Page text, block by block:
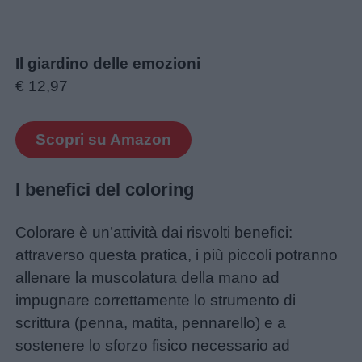
Il giardino delle emozioni
€ 12,97
Scopri su Amazon
I benefici del coloring
Colorare è un’attività dai risvolti benefici:
attraverso questa pratica, i più piccoli potranno
allenare la muscolatura della mano ad
impugnare correttamente lo strumento di
scrittura (penna, matita, pennarello) e a
sostenere lo sforzo fisico necessario ad